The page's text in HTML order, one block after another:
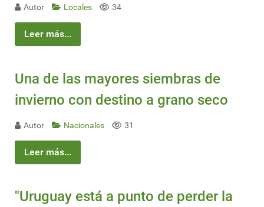
Autor Locales 34
Leer más...
Una de las mayores siembras de
invierno con destino a grano seco
Autor Nacionales 31
Leer más...
"Uruguay está a punto de perder la